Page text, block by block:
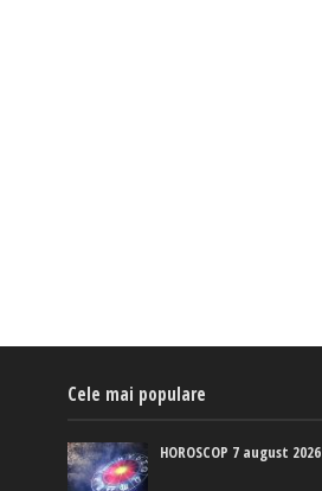
Cele mai populare
HOROSCOP 7 august 2026